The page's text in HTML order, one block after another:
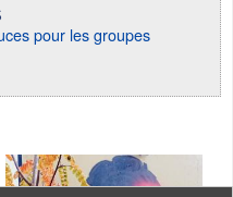
pour les groupes